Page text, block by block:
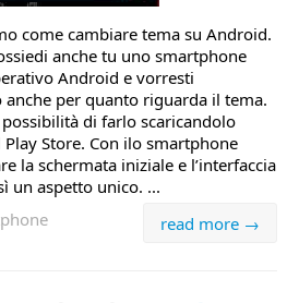
come cambiare tema su Android.
anche tu uno smartphone
Android e vorresti
anche per quanto riguarda il tema.
di farlo scaricandolo
Store. Con ilo smartphone
la schermata iniziale e l’interfaccia
un aspetto unico. ...
read more →